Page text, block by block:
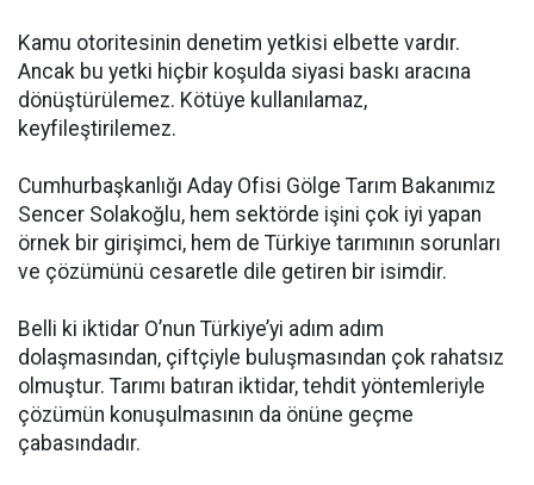
Kamu otoritesinin denetim yetkisi elbette vardır.
Ancak bu yetki hiçbir koşulda siyasi baskı aracına
dönüştürülemez. Kötüye kullanılamaz,
keyfileştirilemez.
Cumhurbaşkanlığı Aday Ofisi Gölge Tarım Bakanımız
Sencer Solakoğlu, hem sektörde işini çok iyi yapan
örnek bir girişimci, hem de Türkiye tarımının sorunları
ve çözümünü cesaretle dile getiren bir isimdir.
Belli ki iktidar O’nun Türkiye’yi adım adım
dolaşmasından, çiftçiyle buluşmasından çok rahatsız
olmuştur. Tarımı batıran iktidar, tehdit yöntemleriyle
çözümün konuşulmasının da önüne geçme
çabasındadır.